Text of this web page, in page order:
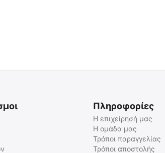
ΦΙΛΤΡΟ NITECORE
Πληροφορίες
Η επιχείρησή μας
Η ομάδα μας
Τρόποι παραγγελίας
Τρόποι αποστολής